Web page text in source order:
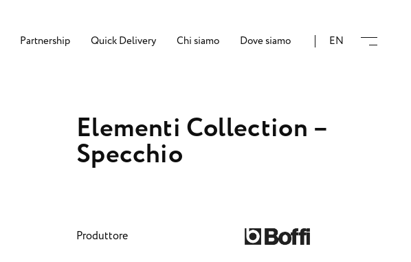
Partnership Quick Delivery Chi siamo Dove siamo EN
Elementi Collection –
Specchio
Produttore